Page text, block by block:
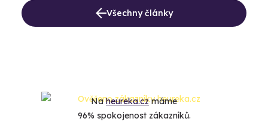
Všechny články
Naheureka.czmáme
96% spokojenost zákazníků.